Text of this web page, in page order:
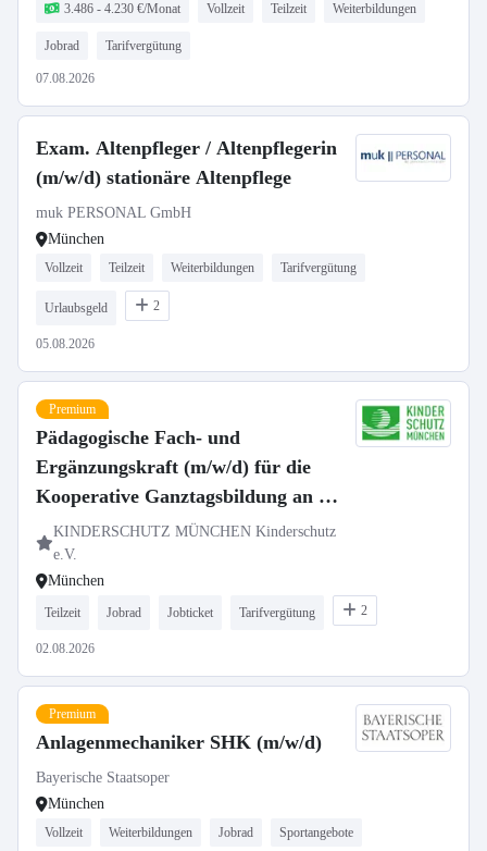
3.486 - 4.230 €/Monat Vollzeit Teilzeit Weiterbildungen
Jobrad Tarifvergütung
07.08.2026
Exam. Altenpfleger / Altenpflegerin
(m/w/d) stationäre Altenpflege
muk PERSONAL GmbH
München
Vollzeit Teilzeit Weiterbildungen Tarifvergütung
Urlaubsgeld 2
05.08.2026
Premium
Pädagogische Fach- und
Ergänzungskraft (m/w/d) für die
Kooperative Ganztagsbildung an der
Grundschule Waldmeisterstraße
KINDERSCHUTZ MÜNCHEN Kinderschutz
e.V.
München
Teilzeit Jobrad Jobticket Tarifvergütung 2
02.08.2026
Premium
Anlagenmechaniker SHK (m/w/d)
Bayerische Staatsoper
München
Vollzeit Weiterbildungen Jobrad Sportangebote